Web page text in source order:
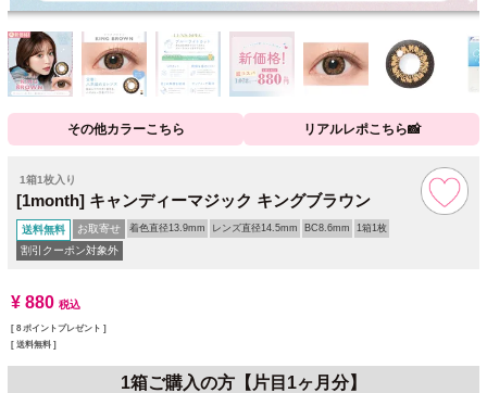
その他カラーこちら リアルレポこちら📸
1箱1枚入り
[1month] キャンディーマジック キングブラウン
送料無料 お取寄せ 着色直径13.9mm レンズ直径14.5mm BC8.6mm 1箱1枚
割引クーポン対象外
¥ 880 税込
[ 8 ポイントプレゼント ]
送料無料
1箱ご購入の方【片目1ヶ月分】